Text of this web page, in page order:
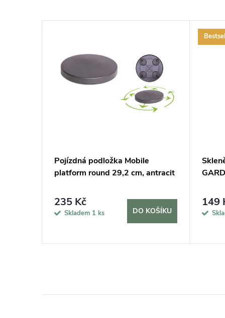
Pojízdná podložka Mobile
platform round 29,2 cm, antracit
235 Kč
Skladem 1 ks DO KOŠÍKU
149